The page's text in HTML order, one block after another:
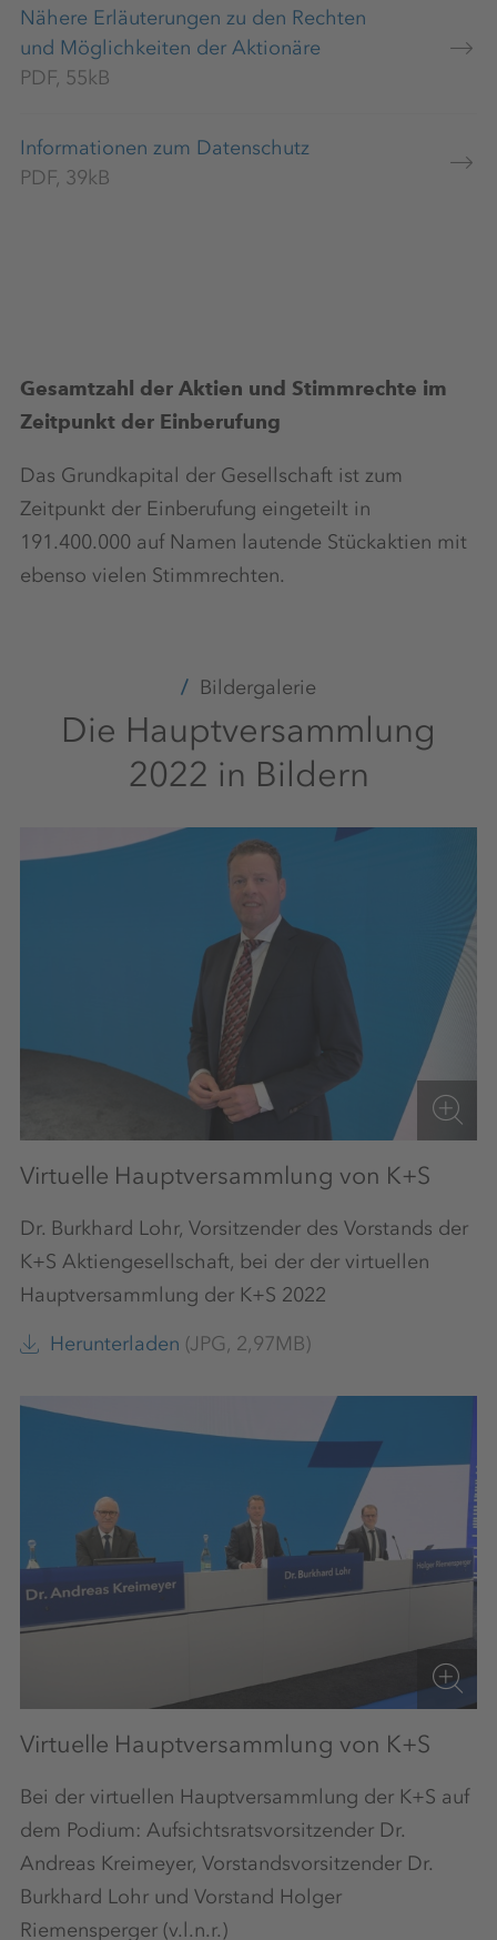
Nähere Erläuterungen zu den Rechten
und Möglichkeiten der Aktionäre
PDF, 55kB
Informationen zum Datenschutz
PDF, 39kB
Gesamtzahl der Aktien und Stimmrechte im
Zeitpunkt der Einberufung
Das Grundkapital der Gesellschaft ist zum
Zeitpunkt der Einberufung eingeteilt in
191.400.000 auf Namen lautende Stückaktien mit
ebenso vielen Stimmrechten.
Bildergalerie
Die Hauptversammlung
2022 in Bildern
Virtuelle Hauptversammlung von K+S
Dr. Burkhard Lohr, Vorsitzender des Vorstands der
K+S Aktiengesellschaft, bei der der virtuellen
Hauptversammlung der K+S 2022
Herunterladen (JPG, 2,97MB)
Virtuelle Hauptversammlung von K+S
Bei der virtuellen Hauptversammlung der K+S auf
dem Podium: Aufsichtsratsvorsitzender Dr.
Andreas Kreimeyer, Vorstandsvorsitzender Dr.
Burkhard Lohr und Vorstand Holger
Riemensperger (v.l.n.r.)